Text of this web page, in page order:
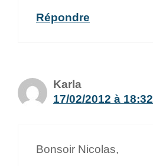
Répondre
Karla
17/02/2012 à 18:32
Bonsoir Nicolas,